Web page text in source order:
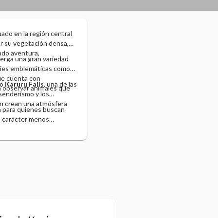
en la región central
su vegetación densa,
aventura,
una gran variedad
emblemáticas como
cuenta con
animales que
Karuru Falls, una de las
y los
crean una atmósfera
quienes buscan
carácter menos